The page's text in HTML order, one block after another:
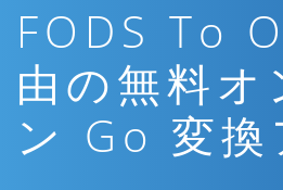
FODS To
由の無料オ
ン Go 変換